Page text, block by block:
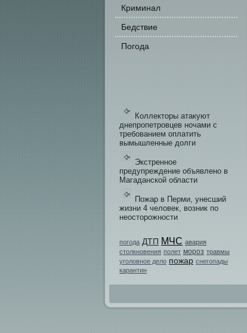
Криминал
Бедстви­е
Погода
Коллекторы атакуют
днепропетровцев ночами с
требованием оплатить
вымышленные долги
Экстренное
предупреждение объявлено в
Магаданской области
Пожар в Перми, унесший
жизни 4 человек, возник по
неосторожности
погода ДТП МЧС авария
столкновения полет мороз травмы
уголовное дело пожар снегопады
карантин